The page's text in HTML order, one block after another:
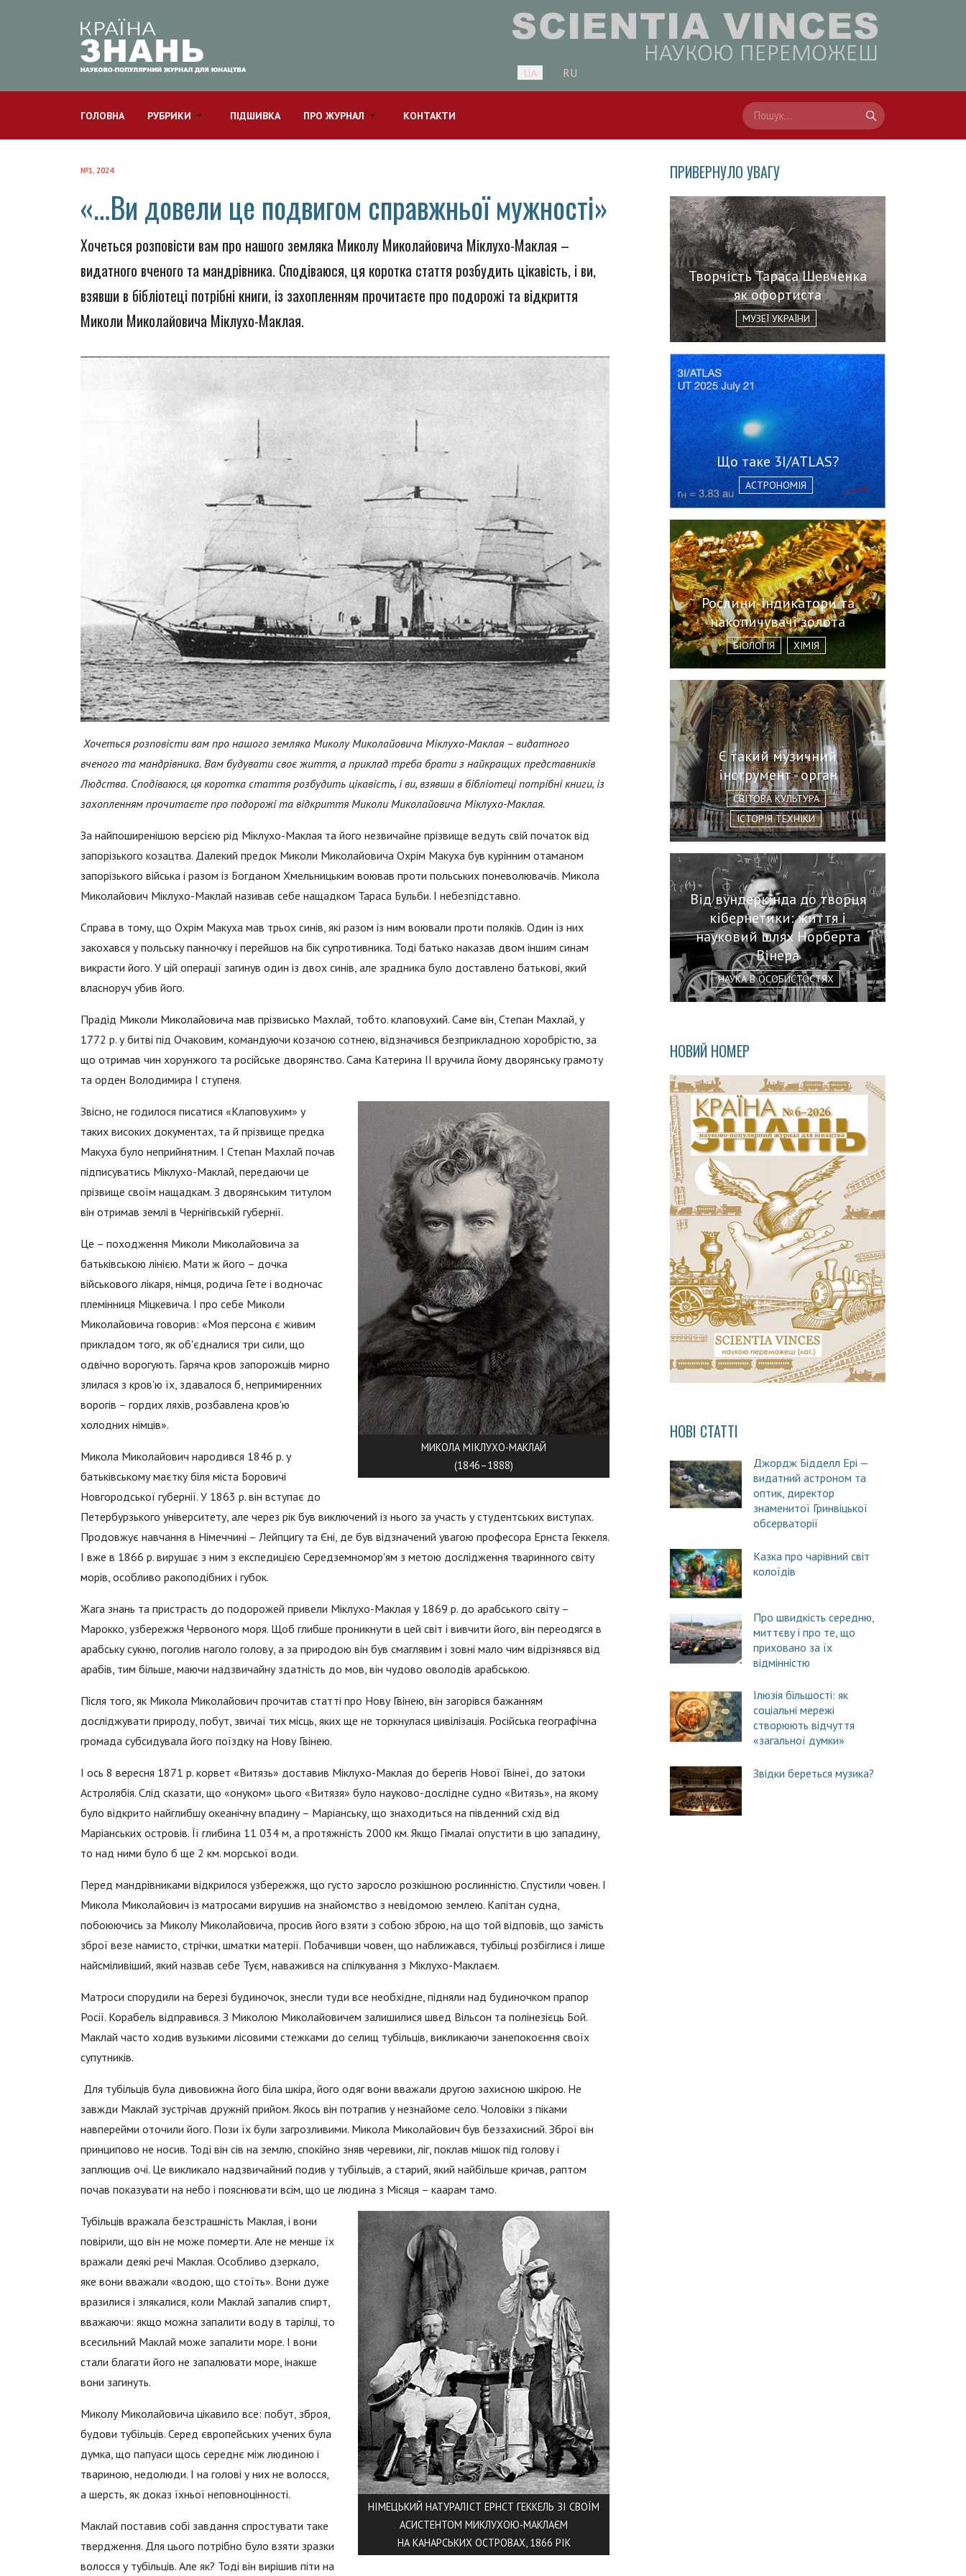
Оберіть свою мову
UA RU
ГОЛОВНА РУБРИКИ ПІДШИВКА ПРО ЖУРНАЛ КОНТАКТИ
№1, 2024
«…Ви довели це подвигом справжньої мужності»
Хочеться розповісти вам про нашого земляка Миколу Миколайовича Міклухо-Маклая –
видатного вченого та мандрівника. Сподіваюся, ця коротка стаття розбудить цікавість, і ви,
взявши в бібліотеці потрібні книги, із захопленням прочитаєте про подорожі та відкриття
Миколи Миколайовича Міклухо-Маклая.
Хочеться розповісти вам про нашого земляка Миколу Миколайовича Міклухо-Маклая – видатного
вченого та мандрівника. Вам будувати своє життя, а приклад треба брати з найкращих представників
Людства. Сподіваюся, ця коротка стаття розбудить цікавість, і ви, взявши в бібліотеці потрібні книги, із
захопленням прочитаєте про подорожі та відкриття Миколи Миколайовича Міклухо-Маклая.
За найпоширенішою версією рід Міклухо-Маклая та його незвичайне прізвище ведуть свій початок від
запорізького козацтва. Далекий предок Миколи Миколайовича Охрім Макуха був курінним отаманом
запорізького війська і разом із Богданом Хмельницьким воював проти польських поневолювачів. Микола
Миколайович Міклухо-Маклай називав себе нащадком Тараса Бульби. І небезпідставно.
Справа в тому, що Охрім Макуха мав трьох синів, які разом із ним воювали проти поляків. Один із них
закохався у польську панночку і перейшов на бік супротивника. Тоді батько наказав двом іншим синам
викрасти його. У цій операції загинув один із двох синів, але зрадника було доставлено батькові, який
власноруч убив його.
Прадід Миколи Миколайовича мав прізвисько Махлай, тобто. клаповухий. Саме він, Степан Махлай, у
1772 р. у битві під Очаковим, командуючи козачою сотнею, відзначився безприкладною хоробрістю, за
що отримав чин хорунжого та російське дворянство. Сама Катерина ІІ вручила йому дворянську грамоту
та орден Володимира І ступеня.
МИКОЛА МІКЛУХО-МАКЛАЙ
(1846–1888)
Звісно, не годилося писатися «Клаповухим» у
таких високих документах, та й прізвище предка
Макуха було неприйнятним. І Степан Махлай почав
підписуватись Міклухо-Маклай, передаючи це
прізвище своїм нащадкам. З дворянським титулом
він отримав землі в Чернігівській губернії.
Це – походження Миколи Миколайовича за
батьківською лінією. Мати ж його – дочка
військового лікаря, німця, родича Гете і водночас
племінниця Міцкевича. І про себе Миколи
Миколайовича говорив: «Моя персона є живим
прикладом того, як об'єдналися три сили, що
одвічно ворогують. Гаряча кров запорожців мирно
злилася з кров'ю їх, здавалося б, непримиренних
ворогів – гордих ляхів, розбавлена кров'ю
холодних німців».
Микола Миколайович народився 1846 р. у
батьківському маєтку біля міста Боровичі
Новгородської губернії. У 1863 р. він вступає до
Петербурзького університету, але через рік був виключений із нього за участь у студентських виступах.
Продовжує навчання в Німеччині – Лейпцигу та Єні, де був відзначений увагою професора Ернста Геккеля.
І вже в 1866 р. вирушає з ним з експедицією Середземномор'ям з метою дослідження тваринного світу
морів, особливо ракоподібних і губок.
Жага знань та пристрасть до подорожей привели Міклухо-Маклая у 1869 р. до арабського світу –
Марокко, узбережжя Червоного моря. Щоб глибше проникнути в цей світ і вивчити його, він переодягся в
арабську сукню, поголив наголо голову, а за природою він був смаглявим і зовні мало чим відрізнявся від
арабів, тим більше, маючи надзвичайну здатність до мов, він чудово оволодів арабською.
Після того, як Микола Миколайович прочитав статті про Нову Гвінею, він загорівся бажанням
досліджувати природу, побут, звичаї тих місць, яких ще не торкнулася цивілізація. Російська географічна
громада субсидувала його поїздку на Нову Гвінею.
І ось 8 вересня 1871 р. корвет «Витязь» доставив Міклухо-Маклая до берегів Нової Гвінеї, до затоки
Астролябія. Слід сказати, що «онуком» цього «Витязя» було науково-дослідне судно «Витязь», на якому
було відкрито найглибшу океанічну впадину – Маріанську, що знаходиться на південний схід від
Маріанських островів. Її глибина 11 034 м, а протяжність 2000 км. Якщо Гімалаї опустити в цю западину,
то над ними було б ще 2 км. морської води.
Перед мандрівниками відкрилося узбережжя, що густо заросло розкішною рослинністю. Спустили човен. І
Микола Миколайович із матросами вирушив на знайомство з невідомою землею. Капітан судна,
побоюючись за Миколу Миколайовича, просив його взяти з собою зброю, на що той відповів, що замість
зброї везе намисто, стрічки, шматки матерії. Побачивши човен, що наближався, тубільці розбіглися і лише
найсміливіший, який назвав себе Туєм, наважився на спілкування з Міклухо-Маклаєм.
Матроси спорудили на березі будиночок, знесли туди все необхідне, підняли над будиночком прапор
Росії. Корабель відправився. З Миколою Миколайовичем залишилися швед Вільсон та полінезієць Бой.
Маклай часто ходив вузькими лісовими стежками до селищ тубільців, викликаючи занепокоєння своїх
супутників.
Для тубільців була дивовижна його біла шкіра, його одяг вони вважали другою захисною шкірою. Не
завжди Маклай зустрічав дружній прийом. Якось він потрапив у незнайоме село. Чоловіки з піками
навперейми оточили його. Пози їх були загрозливими. Микола Миколайович був беззахисний. Зброї він
принципово не носив. Тоді він сів на землю, спокійно зняв черевики, ліг, поклав мішок під голову і
заплющив очі. Це викликало надзвичайний подив у тубільців, а старий, який найбільше кричав, раптом
почав показувати на небо і пояснювати всім, що це людина з Місяця – каарам тамо.
НІМЕЦЬКИЙ НАТУРАЛІСТ ЕРНСТ ГЕККЕЛЬ ЗІ СВОЇМ
АСИСТЕНТОМ МИКЛУХОЮ-МАКЛАЄМ
НА КАНАРСЬКИХ ОСТРОВАХ, 1866 РІК
Тубільців вражала безстрашність Маклая, і вони
повірили, що він не може померти. Але не менше їх
вражали деякі речі Маклая. Особливо дзеркало,
яке вони вважали «водою, що стоїть». Вони дуже
вразилися і злякалися, коли Маклай запалив спирт,
вважаючи: якщо можна запалити воду в тарілці, то
всесильний Маклай може запалити море. І вони
стали благати його не запалювати море, інакше
вони загинуть.
Миколу Миколайовича цікавило все: побут, зброя,
будови тубільців. Серед європейських учених була
думка, що папуаси щось середнє між людиною і
твариною, недолюди. І на голові у них не волосся,
а шерсть, як доказ їхньої неповноцінності.
Маклай поставив собі завдання спростувати таке
твердження. Для цього потрібно було взяти зразки
волосся у тубільців. Але як? Тоді він вирішив піти на
ПРИВЕРНУЛО УВАГУ
Творчість Тараса Шевченка
як офортиста
МУЗЕЇ УКРАЇНИ
Що таке 3I/ATLAS?
АСТРОНОМІЯ
Рослини-індикатори та
накопичувачі золота
БІОЛОГІЯ ХІМІЯ
Є такий музичний
інструмент - орган
СВІТОВА КУЛЬТУРА
ІСТОРІЯ ТЕХНІКИ
Від вундеркінда до творця
кібернетики: життя і
науковий шлях Норберта
Вінера
НАУКА В ОСОБИСТОСТЯХ
НОВИЙ НОМЕР
НОВІ СТАТТІ
Джордж Бідделл Ері —
видатний астроном та
оптик, директор
знаменитої Гринвіцької
обсерваторії
Казка про чарівний світ
колоїдів
Про швидкість середню,
миттєву і про те, що
приховано за їх
відмінністю
Ілюзія більшості: як
соціальні мережі
створюють відчуття
«загальної думки»
Звідки береться музика?